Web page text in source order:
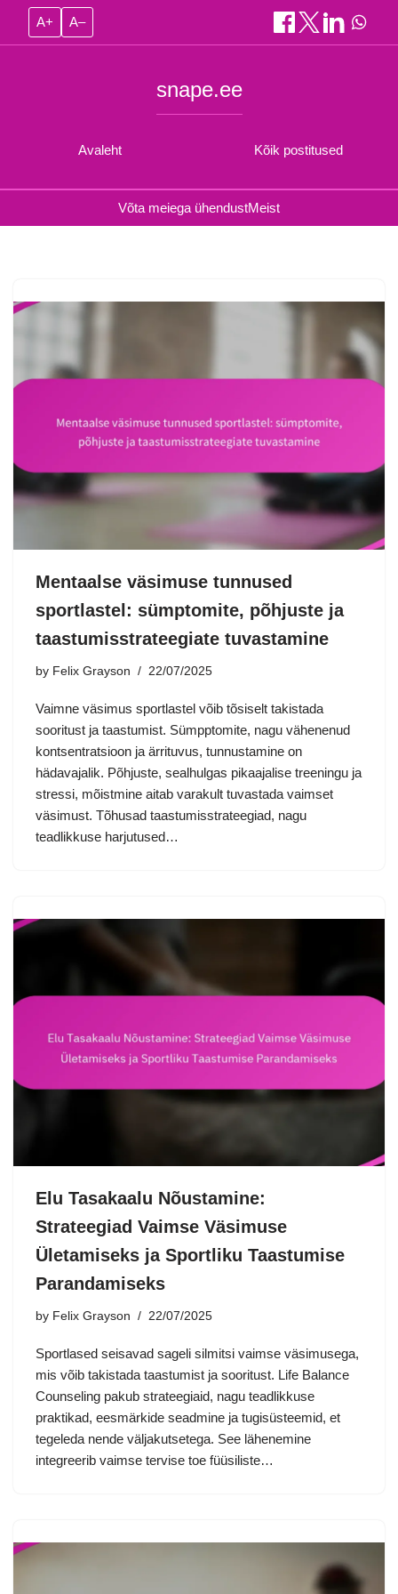
A+ A–
Avaleht
snape.ee
Kõik postitused
Võta meiega ühendustMeist
Mentaalse väsimuse tunnused
sportlastel: sümptomite, põhjuste ja
taastumisstrateegiate tuvastamine
by Felix Grayson 22/07/2025
Vaimne väsimus sportlastel võib tõsiselt takistada
sooritust ja taastumist. Sümpptomite, nagu vähenenud
kontsentratsioon ja ärrituvus, tunnustamine on
hädavajalik. Põhjuste, sealhulgas pikaajalise treeningu ja
stressi, mõistmine aitab varakult tuvastada vaimset
väsimust. Tõhusad taastumisstrateegiad, nagu
teadlikkuse harjutused…
Elu Tasakaalu Nõustamine:
Strateegiad Vaimse Väsimuse
Ületamiseks ja Sportliku Taastumise
Parandamiseks
by Felix Grayson 22/07/2025
Sportlased seisavad sageli silmitsi vaimse väsimusega,
mis võib takistada taastumist ja sooritust. Life Balance
Counseling pakub strateegiaid, nagu teadlikkuse
praktikad, eesmärkide seadmine ja tugisüsteemid, et
tegeleda nende väljakutsetega. See lähenemine
integreerib vaimse tervise toe füüsiliste…